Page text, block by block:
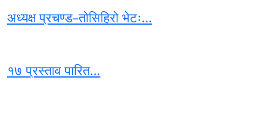
अध्यक्ष प्रचण्ड–तोसिहिरो भेटः...
१७ प्रस्ताव पारित...